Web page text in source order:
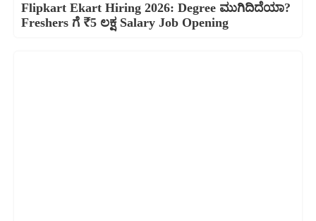
Flipkart Ekart Hiring 2026: Degree ಮುಗಿದಿದೆಯಾ?
Freshers ಗೆ ₹5 ಲಕ್ಷ Salary Job Opening